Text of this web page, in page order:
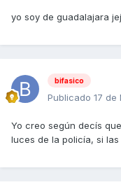
yo soy de guadalajara
bifasico
Publicado 17 de
Yo creo según decís
luces de la policía, si